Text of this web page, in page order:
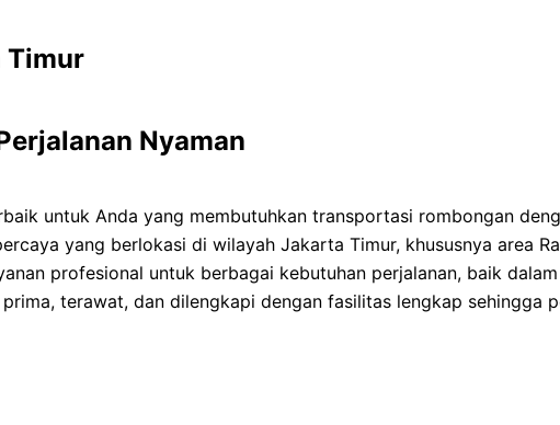
Timur
Nyaman
untuk Anda yang membutuhkan transportasi rombongan
yang berlokasi di wilayah Jakarta Timur, khususnya area
profesional untuk berbagai kebutuhan perjalanan, baik
terawat, dan dilengkapi dengan fasilitas lengkap sehingga